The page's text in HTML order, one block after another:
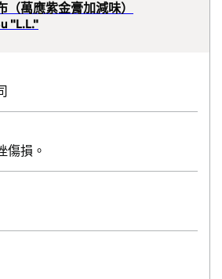
（萬應紫金膏加減味）
"L.L."
傷損。